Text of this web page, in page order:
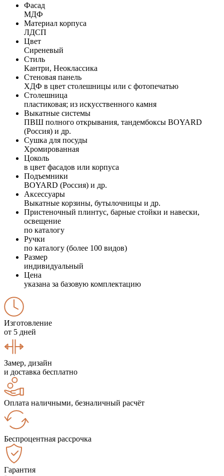
Фасад
МДФ
Материал корпуса
ЛДСП
Цвет
Сиреневый
Стиль
Кантри, Неоклассика
Стеновая панель
ХДФ в цвет столешницы или с фотопечатью
Столешница
пластиковая; из искусственного камня
Выкатные системы
ПВШ полного открывания, тандембоксы BOYARD
(Россия) и др.
Сушка для посуды
Хромированная
Цоколь
в цвет фасадов или корпуса
Подъемники
BOYARD (Россия) и др.
Аксессуары
Выкатные корзины, бутылочницы и др.
Пристеночный плинтус, барные стойки и навески,
освещение
по каталогу
Ручки
по каталогу (более 100 видов)
Размер
индивидуальный
Цена
указана за базовую комплектацию
Изготовление
от 5 дней
Замер, дизайн
и доставка бесплатно
Оплата наличными, безналичный расчёт
Беспроцентная рассрочка
Гарантия